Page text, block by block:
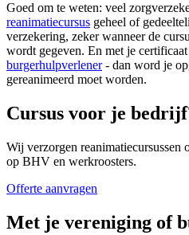
Goed om te weten: veel
reanimatiecursus geheel of
verzekering, zeker wanneer de
wordt gegeven. En met je
burgerhulpverlener- dan word je
gereanimeerd moet worden.
Cursus voor je
Wij verzorgen reanimatiecursussen
op BHV en werkroosters.
Offerte aanvragen
Met je vereniging of